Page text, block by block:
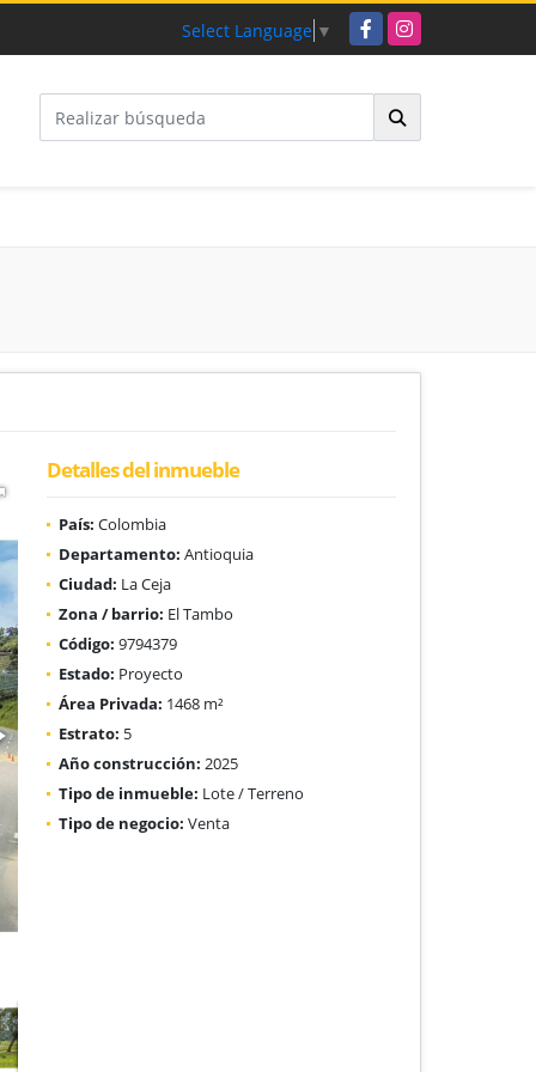
Select Language ▼ FacebookInstagram
Detalles del inmueble
País: Colombia
Departamento: Antioquia
Ciudad: La Ceja
Zona / barrio: El Tambo
Código: 9794379
Estado: Proyecto
Área Privada: 1468 m²
Estrato: 5
Año construcción: 2025
Tipo de inmueble: Lote / Terreno
Tipo de negocio: Venta